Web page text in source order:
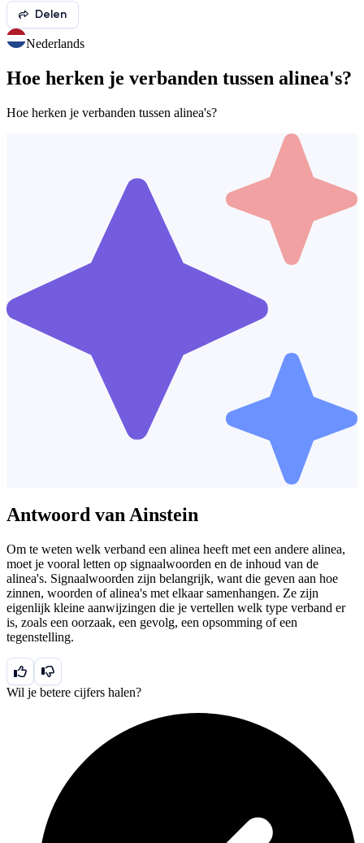
Delen
Nederlands
Hoe herken je verbanden tussen alinea's?
Hoe herken je verbanden tussen alinea's?
Antwoord van Ainstein
Om te weten welk verband een alinea heeft met een andere alinea,
moet je vooral letten op signaalwoorden en de inhoud van de
alinea's. Signaalwoorden zijn belangrijk, want die geven aan hoe
zinnen, woorden of alinea's met elkaar samenhangen. Ze zijn
eigenlijk kleine aanwijzingen die je vertellen welk type verband er
is, zoals een oorzaak, een gevolg, een opsomming of een
tegenstelling.
Wil je betere cijfers halen?